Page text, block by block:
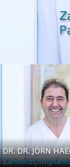
DR. DR. JÖRN